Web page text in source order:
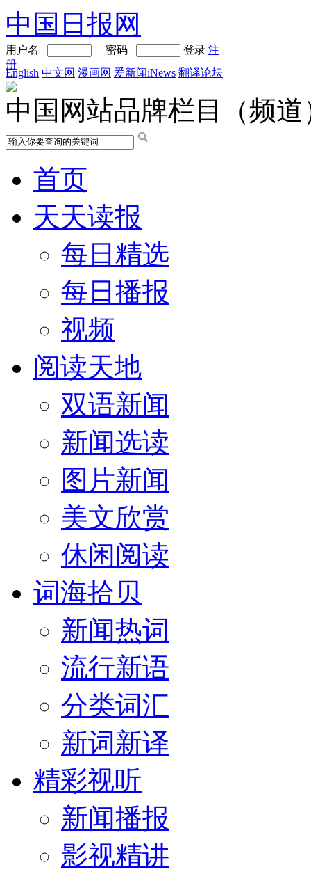
中国日报网
用户名 密码 登录 注
册
English 中文网 漫画网 爱新闻iNews 翻译论坛
中国网站品牌栏目（频道
首页
天天读报
每日精选
每日播报
视频
阅读天地
双语新闻
新闻选读
图片新闻
美文欣赏
休闲阅读
词海拾贝
新闻热词
流行新语
分类词汇
新词新译
精彩视听
新闻播报
影视精讲